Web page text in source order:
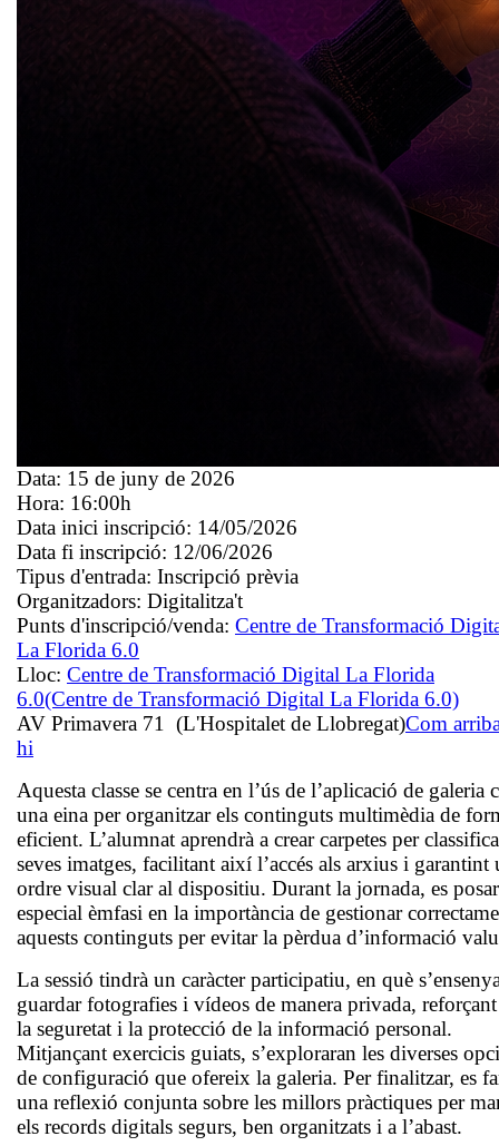
Data: 15 de juny de 2026
Hora: 16:00h
Data inici inscripció: 14/05/2026
Data fi inscripció: 12/06/2026
Tipus d'entrada: Inscripció prèvia
Organitzadors: Digitalitza't
Punts d'inscripció/venda: Centre de Transformació
La Florida 6.0
Lloc: Centre de Transformació Digital La Florida
6.0(Centre de Transformació Digital La Florida 6.0)
AV Primavera 71 (L'Hospitalet de Llobregat)Com
hi
Aquesta classe se centra en l’ús de l’aplicació de galeria
una eina per organitzar els continguts multimèdia de
eficient. L’alumnat aprendrà a crear carpetes per
seves imatges, facilitant així l’accés als arxius i garantint
ordre visual clar al dispositiu. Durant la jornada, es
especial èmfasi en la importància de gestionar
aquests continguts per evitar la pèrdua d’informació
La sessió tindrà un caràcter participatiu, en què
guardar fotografies i vídeos de manera privada,
la seguretat i la protecció de la informació personal.
Mitjançant exercicis guiats, s’exploraran les diverses
de configuració que ofereix la galeria. Per finalitzar, es
una reflexió conjunta sobre les millors pràctiques per
els records digitals segurs, ben organitzats i a l’abast.